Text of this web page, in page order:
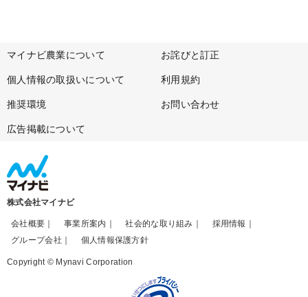
マイナビ農業について お詫びと訂正
個人情報の取扱いについて 利用規約
推奨環境 お問い合わせ
広告掲載について
株式会社マイナビ
会社概要 事業所案内 社会的な取り組み
採用情報
グループ会社
個人情報保護方針
Copyright © Mynavi Corporation